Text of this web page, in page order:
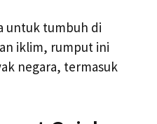
untuk tumbuh di
iklim, rumput ini
negara, termasuk